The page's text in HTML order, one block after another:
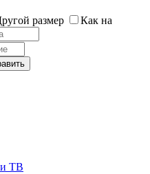
размер
Как на
ТВ